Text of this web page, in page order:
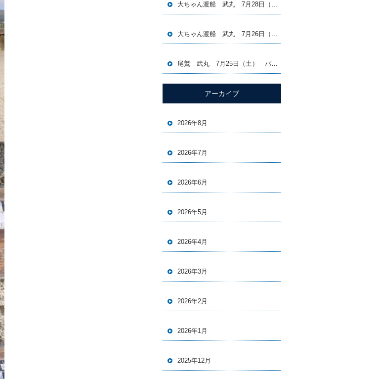
大ちゃん渡船 武丸 7月28日（火）磯釣り釣果
大ちゃん渡船 武丸 7月26日（日）磯釣り釣果
尾鷲 武丸 7月25日（土） バチコン＆イカメタル便
アーカイブ
2026年8月
2026年7月
2026年6月
2026年5月
2026年4月
2026年3月
2026年2月
2026年1月
2025年12月